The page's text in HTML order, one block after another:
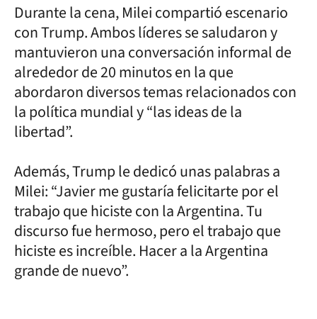
Durante la cena, Milei compartió escenario
con Trump. Ambos líderes se saludaron y
mantuvieron una conversación informal de
alrededor de 20 minutos en la que
abordaron diversos temas relacionados con
la política mundial y “las ideas de la
libertad”.
Además, Trump le dedicó unas palabras a
Milei: “Javier me gustaría felicitarte por el
trabajo que hiciste con la Argentina. Tu
discurso fue hermoso, pero el trabajo que
hiciste es increíble. Hacer a la Argentina
grande de nuevo”.